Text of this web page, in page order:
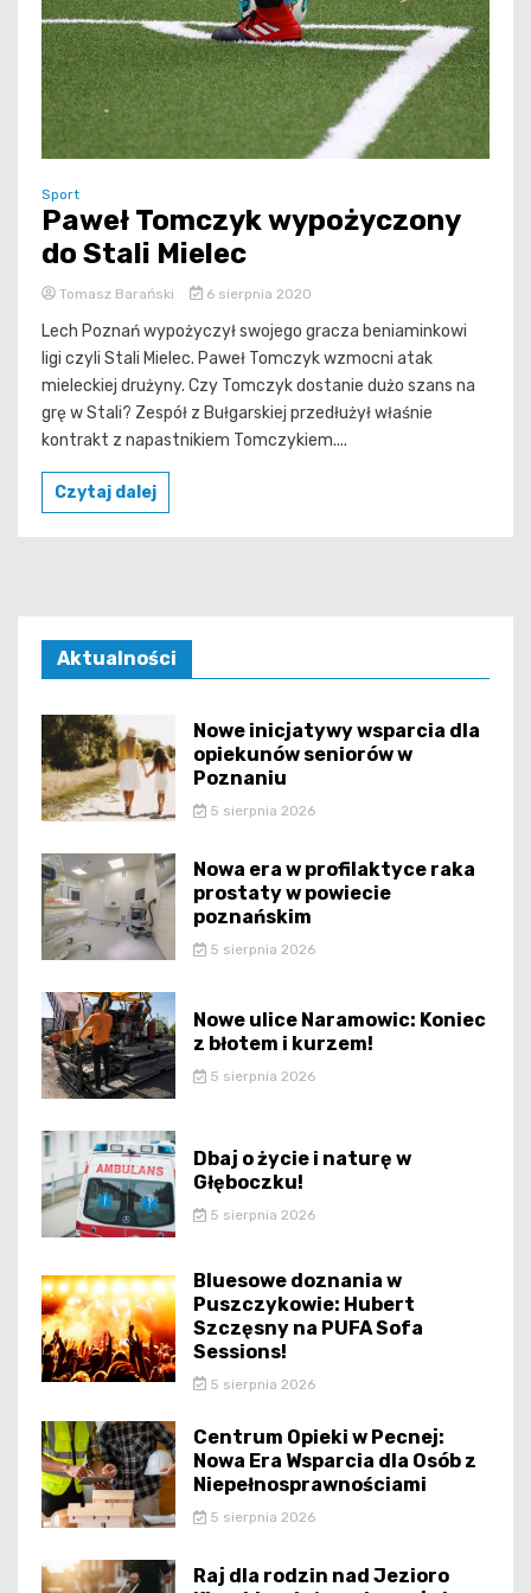
Sport
Paweł Tomczyk wypożyczony
do Stali Mielec
Tomasz Barański 6 sierpnia 2020
Lech Poznań wypożyczył swojego gracza beniaminkowi
ligi czyli Stali Mielec. Paweł Tomczyk wzmocni atak
mieleckiej drużyny. Czy Tomczyk dostanie dużo szans na
grę w Stali? Zespół z Bułgarskiej przedłużył właśnie
kontrakt z napastnikiem Tomczykiem....
Czytaj dalej
Aktualności
Nowe inicjatywy wsparcia dla
opiekunów seniorów w
Poznaniu
5 sierpnia 2026
Nowa era w profilaktyce raka
prostaty w powiecie
poznańskim
5 sierpnia 2026
Nowe ulice Naramowic: Koniec
z błotem i kurzem!
5 sierpnia 2026
Dbaj o życie i naturę w
Głęboczku!
5 sierpnia 2026
Bluesowe doznania w
Puszczykowie: Hubert
Szczęsny na PUFA Sofa
Sessions!
5 sierpnia 2026
Centrum Opieki w Pecnej:
Nowa Era Wsparcia dla Osób z
Niepełnosprawnościami
5 sierpnia 2026
Raj dla rodzin nad Jezioro